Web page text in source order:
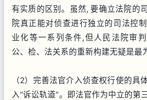
有实质的区别。虽然, 要确立法院的
院真正能对侦查进行独立的司法控
业化等一系列条件,但人民法院审
公、检、法关系的重新构建无疑是最
（2）完善法官介入侦查权行使的具
入“诉讼轨道”。即法官作为中立的第